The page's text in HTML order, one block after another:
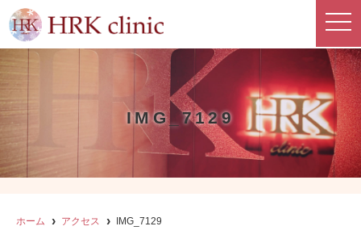
t
o
g
l
e
n
a
v
i
g
a
t
i
IMG_7129
ホーム アクセス IMG_7129